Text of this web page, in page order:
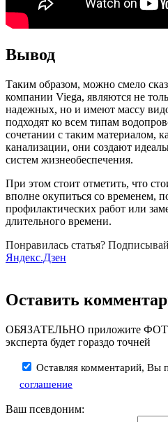
Вывод
Таким образом, можно смело
компании Viega, являются не
надежных, но и имеют массу
подходят ко всем типам
сочетании с таким материалом,
канализации, они создают
систем жизнеобеспечения.
При этом стоит отметить, что
вполне окупиться со временем,
профилактических работ или
длительного времени.
Понравилась статья?
Яндекс.Дзен
Оставить
ОБЯЗАТЕЛЬНО приложите ФОТО
эксперта будет гораздо точней
Оставляя комментарий, Вы
соглашение
Ваш псевдоним: